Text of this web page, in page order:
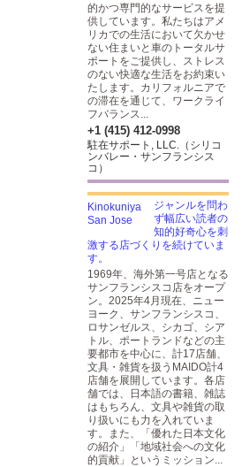
的かつ専門的なサービスを提
供しています。私たちはアメ
リカでの生活において欠かせ
ない住まいと車のトータルサ
ポートをご提供し、ストレス
のない快適な生活をお約束い
たします。カリフォルニアで
の滞在を通じて、ワークライ
フバランス...
+1 (415) 412-0998
駐在サポート, LLC.（シリコ
ンバレー・サンフランシス
コ）
ジャンルを問わ
ず幅広い読者の
知的好奇心を刺
激する店づくりを続けていま
す。
1969年、海外第一号店となる
サンフランシスコ店をオープ
ン。2025年4月現在、ニュー
ヨーク、サンフランシスコ、
ロサンゼルス、シカゴ、シア
トル、ポートランドなどの主
要都市を中心に、計17店舗、
文具・雑貨を扱うMAIDO計4
店舗を展開しています。各店
舗では、日本語の書籍、雑誌
はもちろん、文具や雑貨の取
り扱いにも力を入れていま
す。また、「優れた日本文化
の紹介」「地域社会への文化
的貢献」というミッション...